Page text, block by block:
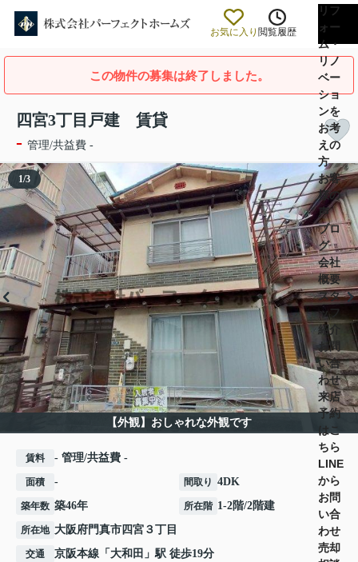
お気に入り 閲覧履歴
リフ
ォー
ム・
リノ
ベー
ショ
ンを
お考
えの
方
お客
様の
声
ブロ
グ
会社
概要
スタ
ッフ
紹介
お問
い合
わせ
来店
予約
はこ
ちら
LINE
から
お問
い合
わせ
売却
この物件の募集は終了しました。
四宮3丁目戸建 賃貸
- 管理/共益費 -
【外観】おしゃれな外観です
1/3
賃料 - 管理/共益費 -
面積 - 間取り 4DK
築年数 築46年 所在階 1-2階/2階建
所在地 大阪府門真市 四宮 ３丁目
交通 京阪本線 「 大和田 」駅 徒歩19分